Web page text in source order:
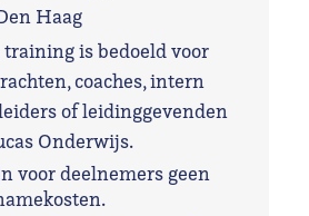
Haag
training is bedoeld voor
coaches, intern
of leidinggevenden
Onderwijs.
voor deelnemers geen